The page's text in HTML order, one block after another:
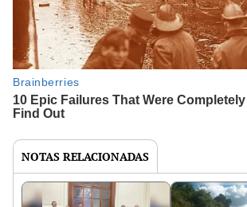
NOTAS RELACIONADAS